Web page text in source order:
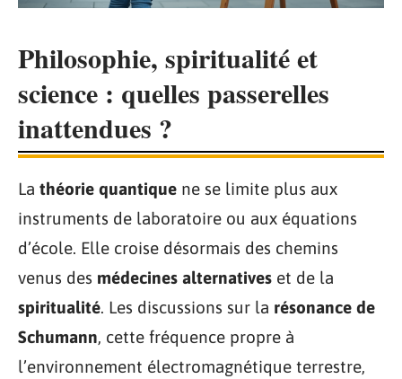
Philosophie, spiritualité et
science : quelles passerelles
inattendues ?
La théorie quantique ne se limite plus aux
instruments de laboratoire ou aux équations
d’école. Elle croise désormais des chemins
venus des médecines alternatives et de la
spiritualité. Les discussions sur la résonance de
Schumann, cette fréquence propre à
l’environnement électromagnétique terrestre,